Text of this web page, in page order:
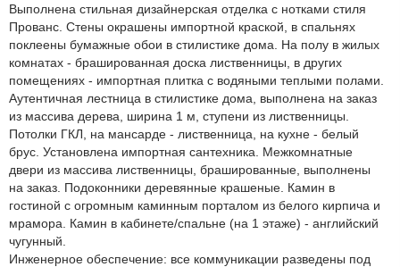
Выполнена стильная дизайнерская отделка с нотками стиля
Прованс. Стены окрашены импортной краской, в спальнях
поклеены бумажные обои в стилистике дома. На полу в жилых
комнатах - брашированная доска лиственницы, в других
помещениях - импортная плитка с водяными теплыми полами.
Аутентичная лестница в стилистике дома, выполнена на заказ
из массива дерева, ширина 1 м, ступени из лиственницы.
Потолки ГКЛ, на мансарде - лиственница, на кухне - белый
брус. Установлена импортная сантехника. Межкомнатные
двери из массива лиственницы, брашированные, выполнены
на заказ. Подоконники деревянные крашеные. Камин в
гостиной с огромным каминным порталом из белого кирпича и
мрамора. Камин в кабинете/спальне (на 1 этаже) - английский
чугунный.
Инженерное обеспечение: все коммуникации разведены под